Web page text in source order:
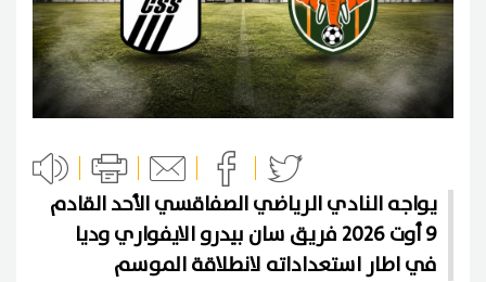
يواجه النادي الرياضي الصفاقسي الأحد القادم
9 أوت 2026 فريق سان بيدرو الايفواري وديا
في اطار استعداداته لانطلاقة الموسم